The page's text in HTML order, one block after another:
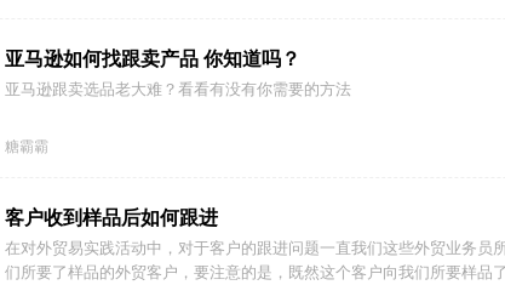
亚马逊如何找跟卖产品 你知道吗？
亚马逊跟卖选品老大难？看看有没有你需要的方法
糖霸霸
客户收到样品后如何跟进
在对外贸易实践活动中，对于客户的跟进问题一直我们这些外贸业务员
们所要了样品的外贸客户，要注意的是，既然这个客户向我们所要样品